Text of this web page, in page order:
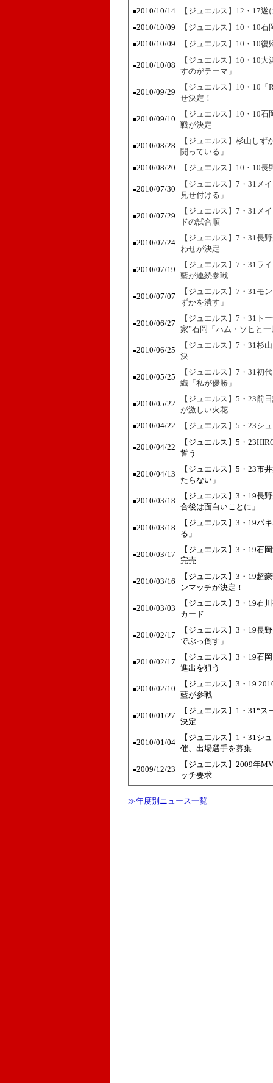
■2010/10/14 【ジュエルス】12・17
■2010/10/09 【ジュエルス】10・10
■2010/10/09 【ジュエルス】10・10
■2010/10/08
【ジュエルス】10・10
すのがテーマ」
■2010/09/29
【ジュエルス】10・10「
せ決定！
■2010/09/10
【ジュエルス】10・10
戦が決定
■2010/08/28
【ジュエルス】杉山し
闘っている」
■2010/08/20 【ジュエルス】10・10
■2010/07/30
【ジュエルス】7・31メ
見せ付ける」
■2010/07/29
【ジュエルス】7・31メ
ドの試合順
■2010/07/24
【ジュエルス】7・31長
わせが決定
■2010/07/19
【ジュエルス】7・31ラ
藍が連続参戦
■2010/07/07
【ジュエルス】7・31モ
ずかを潰す」
■2010/06/27
【ジュエルス】7・31ト
家”石岡「ハム・ソヒと
■2010/06/25
【ジュエルス】7・31杉
決
■2010/05/25
【ジュエルス】7・31初
織「私が優勝」
■2010/05/22
【ジュエルス】5・23前
が激しい火花
■2010/04/22 【ジュエルス】5・23シ
■2010/04/22
【ジュエルス】5・
誓う
■2010/04/13
【ジュエルス】5・23市
たらない」
■2010/03/18
【ジュエルス】3・19長
合後は面白いことに」
■2010/03/18
【ジュエルス】3・19パ
る」
■2010/03/17
【ジュエルス】3・19石
完売
■2010/03/16
【ジュエルス】3・19超
ンマッチが決定！
■2010/03/03
【ジュエルス】3・19石
カード
■2010/02/17
【ジュエルス】3・19長
でぶっ倒す」
■2010/02/17
【ジュエルス】3・19石
進出を狙う
■2010/02/10
【ジュエルス】3・19
藍が参戦
■2010/01/27
【ジュエルス】1・31“
決定
■2010/01/04
【ジュエルス】1・31シ
催、出場選手を募集
■2009/12/23
【ジュエルス】2009年
ッチ要求
≫年度別ニュース一覧